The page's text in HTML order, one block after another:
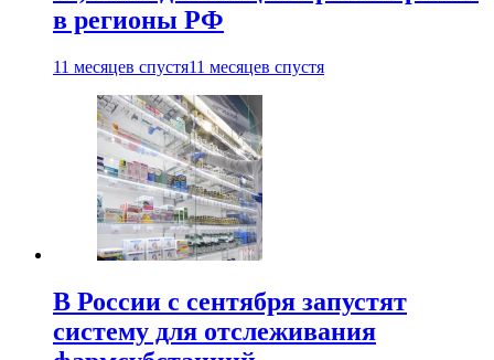
в регионы РФ
11 месяцев спустя11 месяцев спустя
В России с сентября запустят
систему для отслеживания